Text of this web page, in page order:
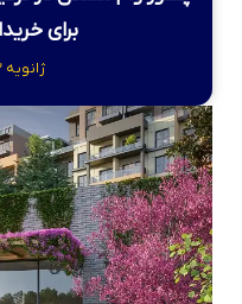
برای
ژانویه 23, 2025